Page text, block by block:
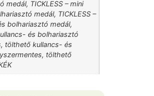
TICKLESS – mini
medál, TICKLESS –
bolhariasztó medál,
és bolhariasztó
tölthető kullancs- és
tölthető